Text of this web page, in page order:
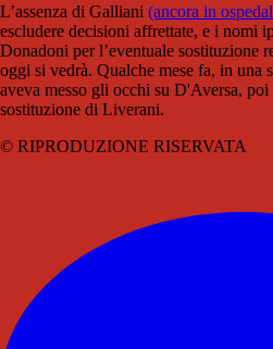
L’assenza di Galliani (ancora in
escludere decisioni affrettate, e i nomi
Donadoni per l’eventuale sostituzione
oggi si vedrà. Qualche mese fa, in una
aveva messo gli occhi su D'Aversa,
sostituzione di Liverani.
© RIPRODUZIONE RISERVATA